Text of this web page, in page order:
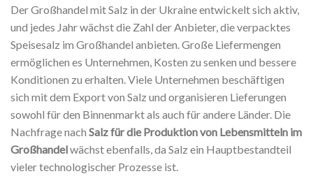
Der Großhandel mit Salz in der Ukraine entwickelt sich aktiv,
und jedes Jahr wächst die Zahl der Anbieter, die verpacktes
Speisesalz im Großhandel anbieten. Große Liefermengen
ermöglichen es Unternehmen, Kosten zu senken und bessere
Konditionen zu erhalten. Viele Unternehmen beschäftigen
sich mit dem Export von Salz und organisieren Lieferungen
sowohl für den Binnenmarkt als auch für andere Länder. Die
Nachfrage nach Salz für die Produktion von Lebensmitteln im
Großhandelwächst ebenfalls, da Salz ein Hauptbestandteil
vieler technologischer Prozesse ist.